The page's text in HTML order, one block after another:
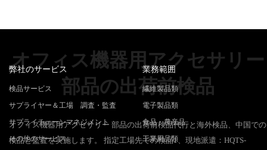
オフィス機器用アクセサリー
部品の出荷前検品
オフィス機器用アクセサリー 部品の出荷前検品代行と海外検品、中国での
検品と監査を実施します。 指定工場先での検品1、現地派遣：HQTS-
弊社のサービス
検品サービス
サプライヤー＆工場 調査・監査
サプライチェーンマネジメント
その他のサービス
業務範囲
繊維製品類
電子製品類
食品・農産品
工業用品類